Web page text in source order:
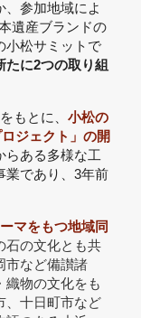
、参加地域によ
遺産ブランドの
小松サミットで
たに2つの取り組
もとに、小松の
ジェクト」の開
らある多様な工
業であり、3年前
マをもつ地域同
石の文化とも共
市など備讃諸
織物の文化をも
、十日町市など